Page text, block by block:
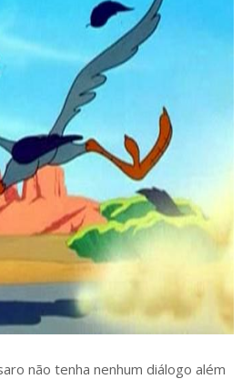
não tenha nenhum diálogo além